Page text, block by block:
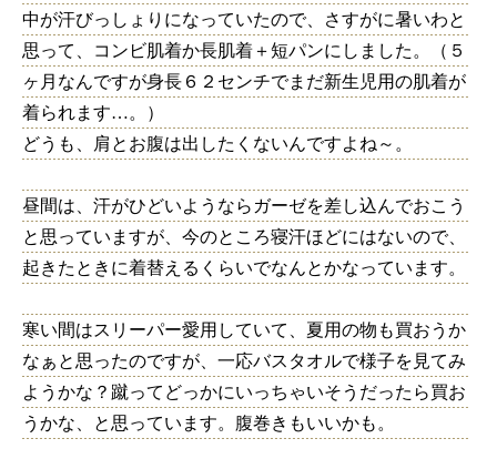
中が汗びっしょりになっていたので、さすがに暑いわと
思って、コンビ肌着か長肌着＋短パンにしました。（５
ヶ月なんですが身長６２センチでまだ新生児用の肌着が
着られます…。）
どうも、肩とお腹は出したくないんですよね～。
昼間は、汗がひどいようならガーゼを差し込んでおこう
と思っていますが、今のところ寝汗ほどにはないので、
起きたときに着替えるくらいでなんとかなっています。
寒い間はスリーパー愛用していて、夏用の物も買おうか
なぁと思ったのですが、一応バスタオルで様子を見てみ
ようかな？蹴ってどっかにいっちゃいそうだったら買お
うかな、と思っています。腹巻きもいいかも。